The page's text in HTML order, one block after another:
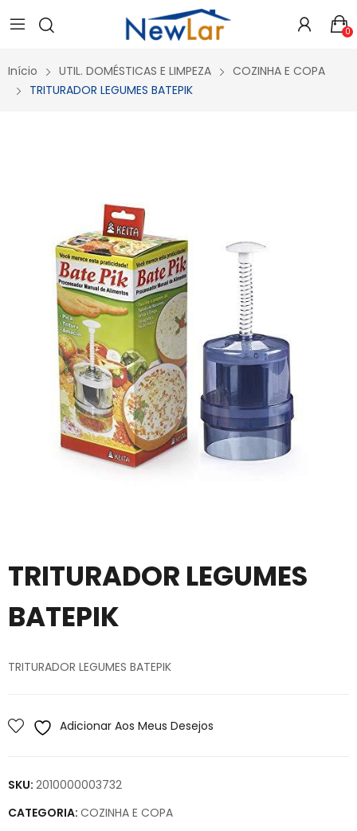
Secure crypto portfolio manager for desktops and mobile -
Visit Ledger Live
- easily manage, stake, and track assets. 0
Início UTIL. DOMÉSTICAS E LIMPEZA
COZINHA E COPA
TRITURADOR LEGUMES BATEPIK
TRITURADOR LEGUMES
BATEPIK
TRITURADOR LEGUMES BATEPIK
Adicionar Aos Meus Desejos
SKU: 2010000003732
CATEGORIA: COZINHA E COPA